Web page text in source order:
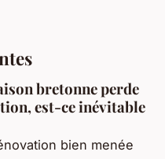
bretonne perde
est-ce inévitable
bien menée